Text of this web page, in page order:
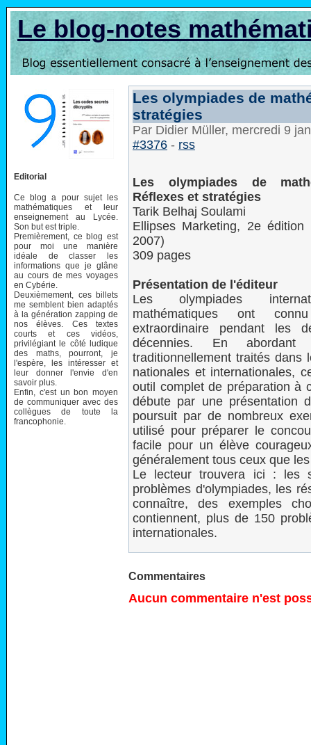
Le blog-notes
Editorial
Ce blog a pour sujet les
mathématiques et leur
enseignement au Lycée.
Son but est triple.
Premièrement, ce blog est
pour moi une manière
idéale de classer les
informations que je glâne
au cours de mes voyages
en Cybérie.
Deuxièmement, ces billets
me semblent bien adaptés
à la génération zapping de
nos élèves. Ces textes
courts et ces vidéos,
privilégiant le côté ludique
des maths, pourront, je
l'espère, les intéresser et
leur donner l'envie d'en
savoir plus.
Enfin, c'est un bon moyen
de communiquer avec des
collègues de toute la
francophonie.
Les olympiades de
stratégies
Par Didier Müller, mercredi 9
#3376 - rss
Les olympiades de
Réflexes et stratégies
Tarik Belhaj Soulami
Ellipses Marketing, 2e édition
2007)
309 pages
Présentation de l'éditeur
Les olympiades
mathématiques ont
extraordinaire pendant les
décennies. En abordant
traditionnellement traités dans
nationales et internationales,
outil complet de préparation à
débute par une présentation
poursuit par de nombreux
utilisé pour préparer le
facile pour un élève
généralement tous ceux que
Le lecteur trouvera ici : les
problèmes d'olympiades, les
connaître, des exemples
contiennent, plus de 150
internationales.
Commentaires
Aucun commentaire n'est